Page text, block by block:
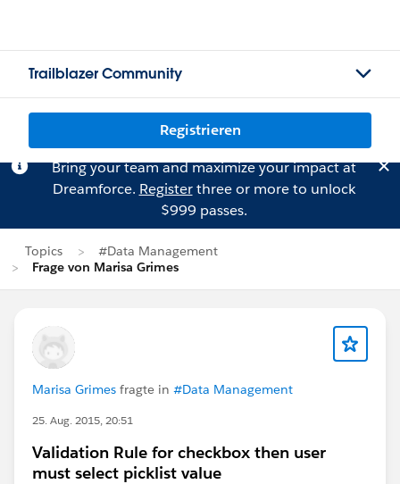
Trailblazer Community
Registrieren
Bring your team and maximize your impact at
Dreamforce. Registerthree or more to unlock
$999 passes.
Topics
#Data Management
Frage von Marisa Grimes
Marisa Grimes fragte in #Data Management
25. Aug. 2015, 20:51
Validation Rule for checkbox then user
must select picklist value